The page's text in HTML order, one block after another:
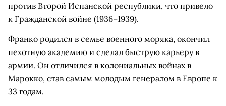
против Второй Испанской республики, что привело
к Гражданской войне (1936–1939).
Франко родился в семье военного моряка, окончил
пехотную академию и сделал быструю карьеру в
армии. Он отличился в колониальных войнах в
Марокко, став самым молодым генералом в Европе к
33 годам.